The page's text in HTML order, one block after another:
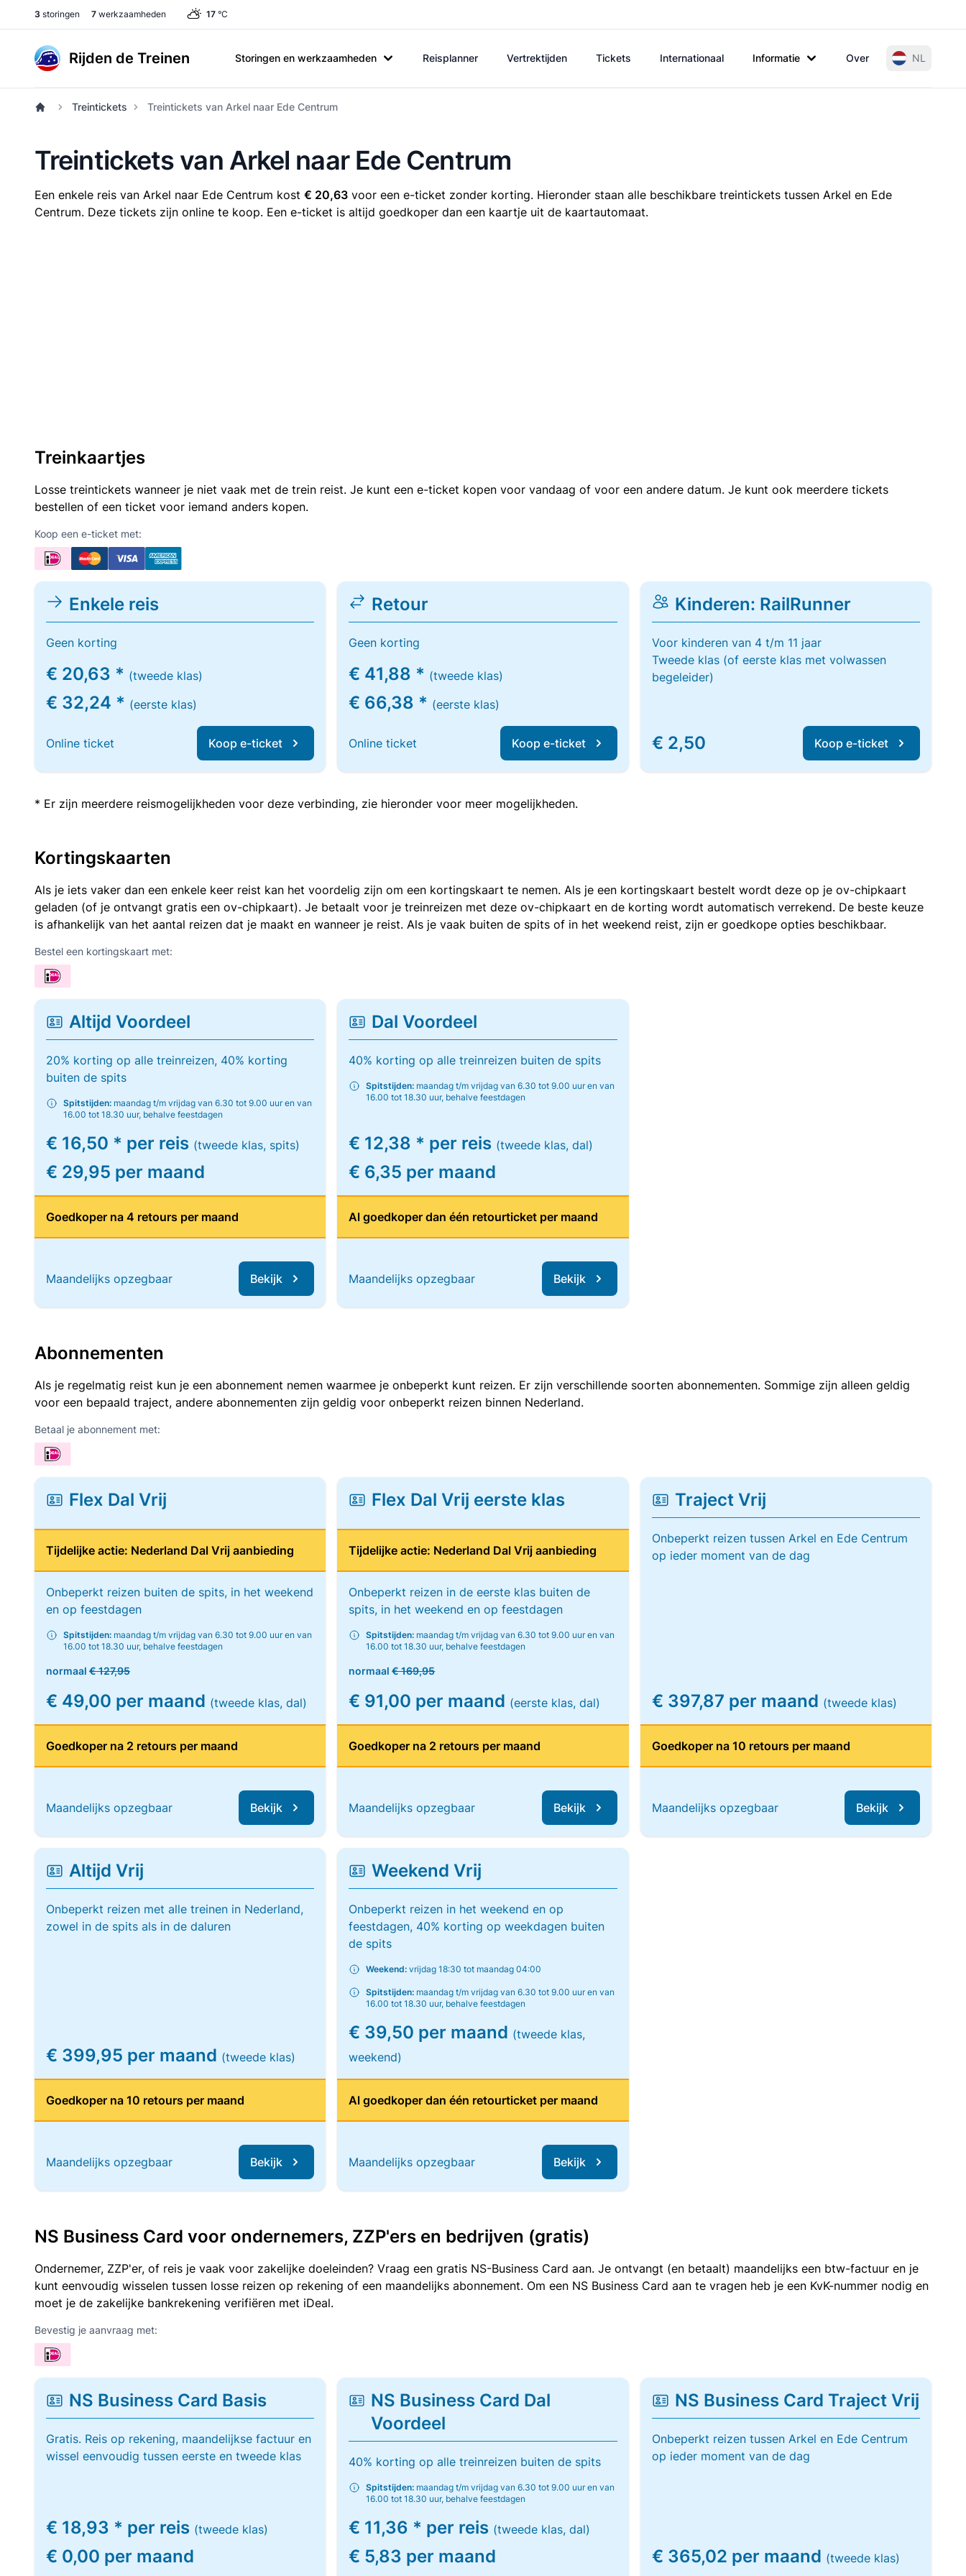
3 storingen 7 werkzaamheden 17 °C
Rijden de Treinen Storingen en werkzaamheden Reisplanner Vertrektijden Tickets Internationaal Informatie Over NL
Treintickets Treintickets van Arkel naar Ede Centrum
Treintickets van Arkel naar Ede Centrum
Een enkele reis van Arkel naar Ede Centrum kost € 20,63 voor een e-ticket zonder korting. Hieronder staan alle beschikbare treintickets tussen Arkel en Ede
Centrum. Deze tickets zijn online te koop. Een e-ticket is altijd goedkoper dan een kaartje uit de kaartautomaat.
Treinkaartjes
Losse treintickets wanneer je niet vaak met de trein reist. Je kunt een e-ticket kopen voor vandaag of voor een andere datum. Je kunt ook meerdere tickets
bestellen of een ticket voor iemand anders kopen.
Koop een e-ticket met:
Enkele reis
Geen korting
€ 20,63 * (tweede klas)
€ 32,24 * (eerste klas)
Online ticket Koop e-ticket
Retour
Geen korting
€ 41,88 * (tweede klas)
€ 66,38 * (eerste klas)
Online ticket Koop e-ticket
Kinderen: RailRunner
Voor kinderen van 4 t/m 11 jaar
Tweede klas (of eerste klas met volwassen
begeleider)
€ 2,50 Koop e-ticket
* Er zijn meerdere reismogelijkheden voor deze verbinding, zie hieronder voor meer mogelijkheden.
Kortingskaarten
Als je iets vaker dan een enkele keer reist kan het voordelig zijn om een kortingskaart te nemen. Als je een kortingskaart bestelt wordt deze op je ov-chipkaart
geladen (of je ontvangt gratis een ov-chipkaart). Je betaalt voor je treinreizen met deze ov-chipkaart en de korting wordt automatisch verrekend. De beste keuze
is afhankelijk van het aantal reizen dat je maakt en wanneer je reist. Als je vaak buiten de spits of in het weekend reist, zijn er goedkope opties beschikbaar.
Bestel een kortingskaart met:
Altijd Voordeel
20% korting op alle treinreizen, 40% korting
buiten de spits
Spitstijden: maandag t/m vrijdag van 6.30 tot 9.00 uur en van
16.00 tot 18.30 uur, behalve feestdagen
€ 16,50 * per reis (tweede klas, spits)
€ 29,95 per maand
Goedkoper na 4 retours per maand
Maandelijks opzegbaar Bekijk
Dal Voordeel
40% korting op alle treinreizen buiten de spits
Spitstijden: maandag t/m vrijdag van 6.30 tot 9.00 uur en van
16.00 tot 18.30 uur, behalve feestdagen
€ 12,38 * per reis (tweede klas, dal)
€ 6,35 per maand
Al goedkoper dan één retourticket per maand
Maandelijks opzegbaar Bekijk
Abonnementen
Als je regelmatig reist kun je een abonnement nemen waarmee je onbeperkt kunt reizen. Er zijn verschillende soorten abonnementen. Sommige zijn alleen geldig
voor een bepaald traject, andere abonnementen zijn geldig voor onbeperkt reizen binnen Nederland.
Betaal je abonnement met:
Flex Dal Vrij
Tijdelijke actie: Nederland Dal Vrij aanbieding
Onbeperkt reizen buiten de spits, in het weekend
en op feestdagen
Spitstijden: maandag t/m vrijdag van 6.30 tot 9.00 uur en van
16.00 tot 18.30 uur, behalve feestdagen
normaal € 127,95
€ 49,00 per maand (tweede klas, dal)
Goedkoper na 2 retours per maand
Maandelijks opzegbaar Bekijk
Flex Dal Vrij eerste klas
Tijdelijke actie: Nederland Dal Vrij aanbieding
Onbeperkt reizen in de eerste klas buiten de
spits, in het weekend en op feestdagen
Spitstijden: maandag t/m vrijdag van 6.30 tot 9.00 uur en van
16.00 tot 18.30 uur, behalve feestdagen
normaal€ 169,95
€ 91,00 per maand (eerste klas, dal)
Goedkoper na 2 retours per maand
Maandelijks opzegbaar Bekijk
Traject Vrij
Onbeperkt reizen tussen Arkel en Ede Centrum
op ieder moment van de dag
€ 397,87 per maand (tweede klas)
Goedkoper na 10 retours per maand
Maandelijks opzegbaar Bekijk
Altijd Vrij
Onbeperkt reizen met alle treinen in Nederland,
zowel in de spits als in de daluren
€ 399,95 per maand (tweede klas)
Goedkoper na 10 retours per maand
Maandelijks opzegbaar Bekijk
Weekend Vrij
Onbeperkt reizen in het weekend en op
feestdagen, 40% korting op weekdagen buiten
de spits
Weekend: vrijdag 18:30 tot maandag 04:00
Spitstijden: maandag t/m vrijdag van 6.30 tot 9.00 uur en van
16.00 tot 18.30 uur, behalve feestdagen
€ 39,50 per maand (tweede klas,
weekend)
Al goedkoper dan één retourticket per maand
Maandelijks opzegbaar Bekijk
NS Business Card voor ondernemers, ZZP'ers en bedrijven (gratis)
Ondernemer, ZZP'er, of reis je vaak voor zakelijke doeleinden? Vraag een gratis NS-Business Card aan. Je ontvangt (en betaalt) maandelijks een btw-factuur en je
kunt eenvoudig wisselen tussen losse reizen op rekening of een maandelijks abonnement. Om een NS Business Card aan te vragen heb je een KvK-nummer nodig en
moet je de zakelijke bankrekening verifiëren met iDeal.
Bevestig je aanvraag met:
NS Business Card Basis
Gratis. Reis op rekening, maandelijkse factuur en
wissel eenvoudig tussen eerste en tweede klas
€ 18,93 * per reis (tweede klas)
€ 0,00 per maand
NS Business Card Dal
Voordeel
40% korting op alle treinreizen buiten de spits
Spitstijden: maandag t/m vrijdag van 6.30 tot 9.00 uur en van
16.00 tot 18.30 uur, behalve feestdagen
€ 11,36 * per reis (tweede klas, dal)
€ 5,83 per maand
NS Business Card Traject Vrij
Onbeperkt reizen tussen Arkel en Ede Centrum
op ieder moment van de dag
€ 365,02 per maand (tweede klas)